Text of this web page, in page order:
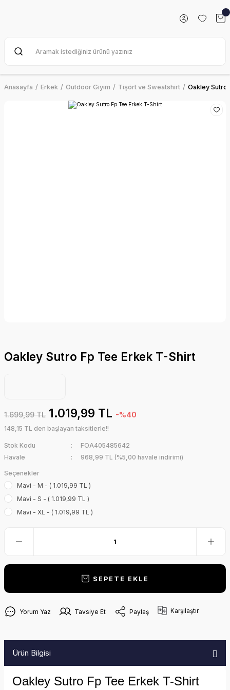
Anasayfa Erkek Outdoor Giyim Tişört ve Sweatshirt Oakley Sutro
Oakley Sutro Fp Tee Erkek T-Shirt
1.699,99 TL 1.019,99 TL -%40
148,15 TL den başlayan taksitlerle!!
Stok Kodu
FOA405485642
Havale
968,99 TL (%5,00 havale indirimi)
Seçenekler
Mavi - M - ( 1.019,99 TL )
Mavi - S - ( 1.019,99 TL )
Mavi - XL - ( 1.019,99 TL )
SEPETE EKLE
Yorum Yaz Tavsiye Et Paylaş Karşılaştır
Ürün Bilgisi
Oakley Sutro Fp Tee Erkek T-Shirt